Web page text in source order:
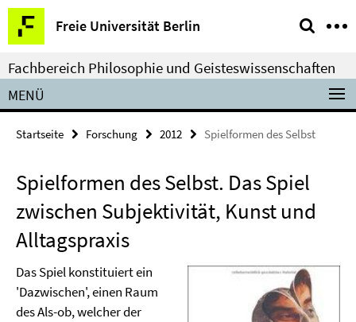
Springe
direkt
zu
Inhalt
Freie Universität Berlin
Service-
Navigation
Fachbereich Philosophie und Geisteswissenschaften
MENÜ
Startseite Forschung 2012 Spielformen des Selbst
Spielformen des Selbst. Das Spiel
zwischen Subjektivität, Kunst und
Alltagspraxis
Das Spiel konstituiert ein
'Dazwischen', einen Raum
des Als-ob, welcher der